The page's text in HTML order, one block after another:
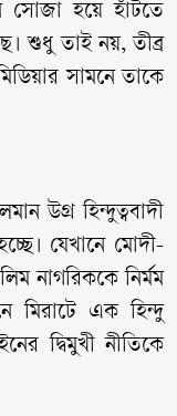
সোজা হয়ে হাঁটতে
শুধু তাই নয়, তীব্র
সামনে তাকে
উগ্র হিন্দুত্ববাদী
যেখানে মোদী-
নাগরিককে নির্মম
মিরাটে এক হিন্দু
দ্বিমুখী নীতিকে